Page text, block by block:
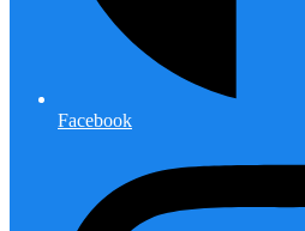
Facebook